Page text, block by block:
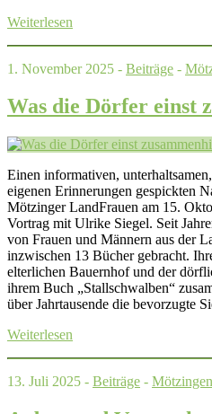
Weiterlesen
1. November 2025 - Beiträge -
Was die Dörfer einst
Einen informativen,
eigenen Erinnerungen gespickten
Mötzinger LandFrauen am 15.
Vortrag mit Ulrike Siegel. Seit
von Frauen und Männern aus der
inzwischen 13 Bücher gebracht.
elterlichen Bauernhof und der
ihrem Buch „Stallschwalben“
über Jahrtausende die bevorzugte
Weiterlesen
13. Juli 2025 - Beiträge - Mötzingen